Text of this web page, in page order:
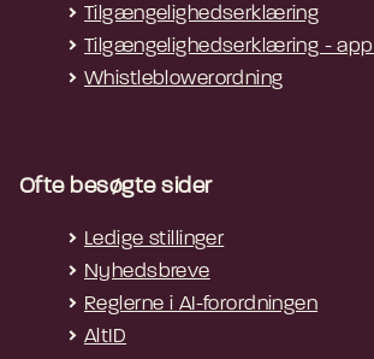
Tilgængelighedserklæring
Tilgængelighedserklæring -
Whistleblowerordning
Ofte besøgte sider
Ledige stillinger
Nyhedsbreve
Reglerne i AI-forordningen
AltID